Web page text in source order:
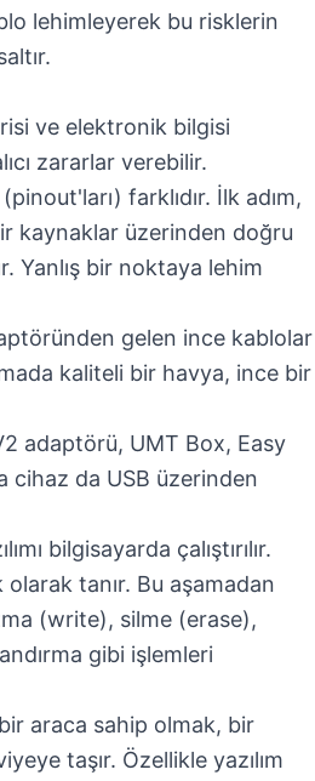
lehimleyerek bu risklerin
ve elektronik bilgisi
zararlar verebilir.
farklıdır. İlk adım,
kaynaklar üzerinden doğru
Yanlış bir noktaya lehim
gelen ince kablolar
kaliteli bir havya, ince bir
adaptörü, UMT Box, Easy
cihaz da USB üzerinden
bilgisayarda çalıştırılır.
olarak tanır. Bu aşamadan
(write), silme (erase),
gibi işlemleri
araca sahip olmak, bir
taşır. Özellikle yazılım